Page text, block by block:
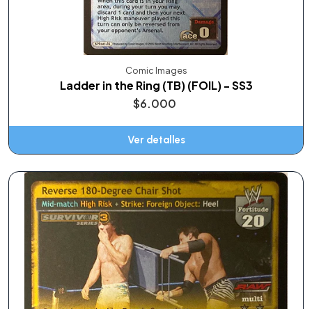
Comic Images
Ladder in the Ring (TB) (FOIL) - SS3
$6.000
Ver detalles